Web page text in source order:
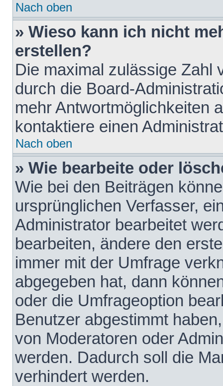
Nach oben
» Wieso kann ich nicht
erstellen?
Die maximal zulässige Zahl
durch die Board-
mehr Antwortmöglichkeiten
kontaktiere einen
Nach oben
» Wie bearbeite oder
Wie bei den Beiträgen
ursprünglichen Verfasser,
Administrator bearbeitet
bearbeiten, ändere den
immer mit der Umfrage
abgegeben hat, dann
oder die Umfrageoption
Benutzer abgestimmt
von Moderatoren oder
werden. Dadurch soll die
verhindert werden.